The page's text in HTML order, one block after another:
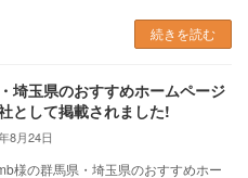
続きを読む
埼玉県のおすすめホームページ
として掲載されました!
8月24日
様の群馬県・埼玉県のおすすめホー